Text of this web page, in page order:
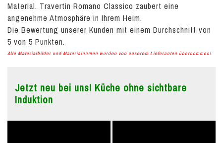
Material. Travertin Romano Classico zaubert eine
angenehme Atmosphäre in Ihrem Heim.
Die Bewertung unserer Kunden mit einem Durchschnitt von
5 von 5 Punkten.
Alle Materialbilder und Materialnamen wurden von unserem Lieferanten übernommen!
Jetzt neu bei uns! Küche ohne sichtbare
Induktion